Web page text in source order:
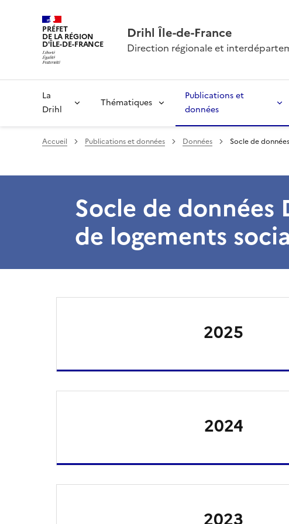
PRÉFET
DE LA RÉGION
D'ÎLE-DE-FRANCE
Drihl Île-de-France
Direction régionale et
La
Drihl
Thématiques
Publications et
données
Accueil Publications et données Données Socle de
Socle de
de logements
2025
2024